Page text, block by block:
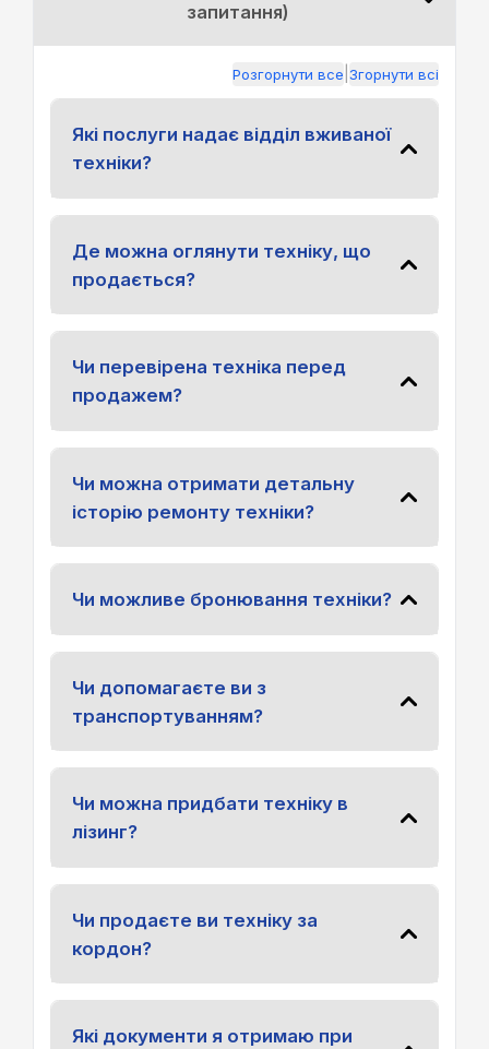
запитання)
Розгорнути все Згорнути всі
Які послуги надає відділ вживаної
техніки?
Де можна оглянути техніку, що
продається?
Чи перевірена техніка перед
продажем?
Чи можна отримати детальну
історію ремонту техніки?
Чи можливе бронювання техніки?
Чи допомагаєте ви з
транспортуванням?
Чи можна придбати техніку в
лізинг?
Чи продаєте ви техніку за
кордон?
Які документи я отримаю при